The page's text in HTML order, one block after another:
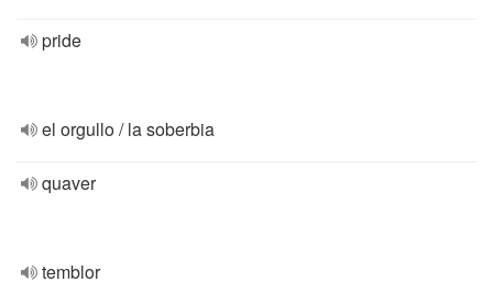
pride
el orgullo / la soberbia
quaver
temblor